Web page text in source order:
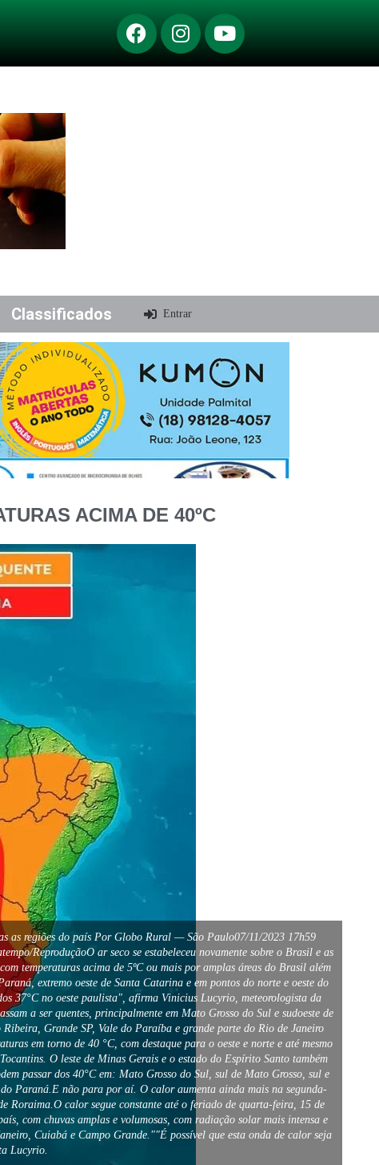
Classificados Entrar
ACIMA DE 40ºC
as regiões do país Por Globo Rural — São Paulo07/11/2023 17h59
ReproduçãoO ar seco se estabeleceu novamente sobre o Brasil e as
temperaturas acima de 5ºC ou mais por amplas áreas do Brasil além
extremo oeste de Santa Catarina e em pontos do norte e oeste do
37°C no oeste paulista", afirma Vinicius Lucyrio, meteorologista da
a ser quentes, principalmente em Mato Grosso do Sul e sudoeste de
Grande SP, Vale do Paraíba e grande parte do Rio de Janeiro
em torno de 40 °C, com destaque para o oeste e norte e até mesmo
O leste de Minas Gerais e o estado do Espírito Santo também
passar dos 40°C em: Mato Grosso do Sul, sul de Mato Grosso, sul e
Paraná.E não para por aí. O calor aumenta ainda mais na segunda-
Roraima.O calor segue constante até o feriado de quarta-feira, 15 de
com chuvas amplas e volumosas, com radiação solar mais intensa e
Cuiabá e Campo Grande.""É possível que esta onda de calor seja
Lucyrio.